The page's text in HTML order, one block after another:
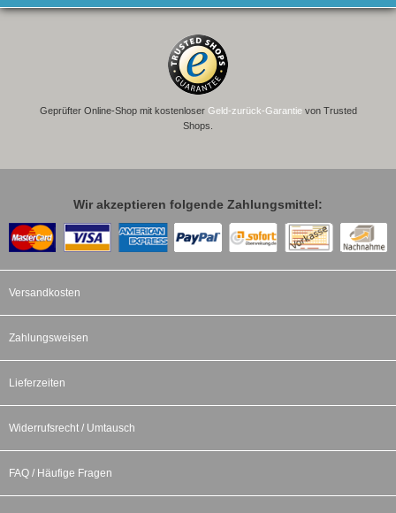
Geprüfter Online-Shop mit kostenloser Geld-zurück-Garantievon Trusted
Shops.
Wir akzeptieren folgende Zahlungsmittel:
Versandkosten
Zahlungsweisen
Lieferzeiten
Widerrufsrecht / Umtausch
FAQ / Häufige Fragen